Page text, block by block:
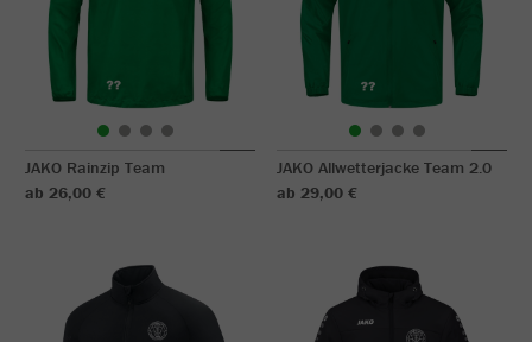
JAKO Rainzip Team
ab 26,00 €
JAKO Allwetterjacke Team 2.0
ab 29,00 €